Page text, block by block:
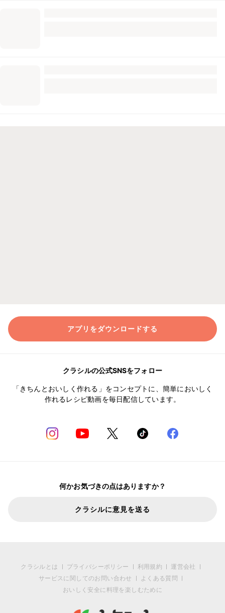
アプリをダウンロードする
クラシルの公式SNSをフォロー
「きちんとおいしく作れる」をコンセプトに、簡単においしく
作れるレシピ動画を毎日配信しています。
何かお気づきの点はありますか？
クラシルに意見を送る
クラシルとは プライバシーポリシー 利用規約
運営会社
サービスに関してのお問い合わせ
よくある質問
おいしく安全に料理を楽しむために